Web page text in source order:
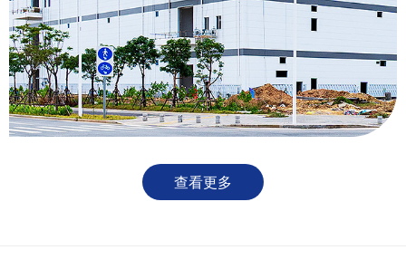
查看更多